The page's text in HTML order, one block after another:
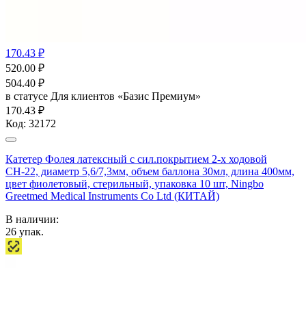
170.43 ₽
520.00 ₽
504.40 ₽
в статусе Для клиентов «Базис Премиум»
170.43 ₽
Код: 32172
Катетер Фолея латексный с сил.покрытием 2-х ходовой
СН-22, диаметр 5,6/7,3мм, объем баллона 30мл, длина 400мм,
цвет фиолетовый, стерильный, упаковка 10 шт, Ningbo
Greetmed Medical Instruments Co Ltd (КИТАЙ)
В наличии:
26 упак.